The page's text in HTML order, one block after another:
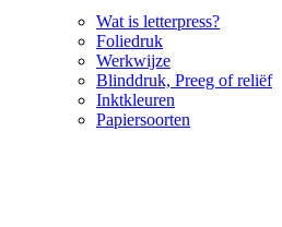
Wat is letterpress?
Foliedruk
Werkwijze
Blinddruk, Preeg of reliëf
Inktkleuren
Papiersoorten